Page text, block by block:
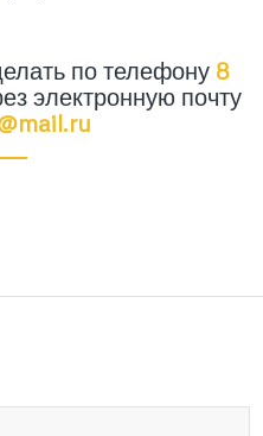
по телефону 8
электронную почту